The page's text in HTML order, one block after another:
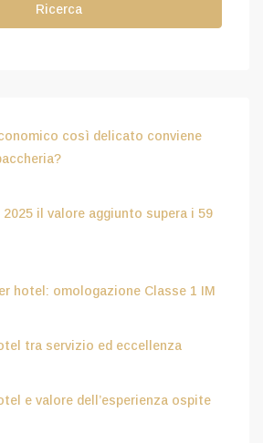
Ricerca
così delicato conviene
il valore aggiunto supera i 59
hotel: omologazione Classe 1 IM
tra servizio ed eccellenza
e valore dell’esperienza ospite